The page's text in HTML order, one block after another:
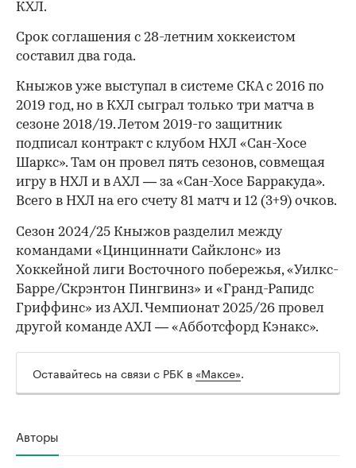
КХЛ.
Срок соглашения с 28-летним хоккеистом
составил два года.
Кныжов уже выступал в системе СКА с 2016 по
2019 год, но в КХЛ сыграл только три матча в
сезоне 2018/19. Летом 2019-го защитник
подписал контракт с клубом НХЛ «Сан-Хосе
Шаркс». Там он провел пять сезонов, совмещая
игру в НХЛ и в АХЛ — за «Сан-Хосе Барракуда».
Всего в НХЛ на его счету 81 матч и 12 (3+9) очков.
Сезон 2024/25 Кныжов разделил между
командами «Цинциннати Сайклонс» из
Хоккейной лиги Восточного побережья, «Уилкс-
Барре/Скрэнтон Пингвинз» и «Гранд-Рапидс
Гриффинс» из АХЛ. Чемпионат 2025/26 провел
другой команде АХЛ — «Абботсфорд Кэнакс».
Оставайтесь на связи с РБК в «Максе».
Авторы